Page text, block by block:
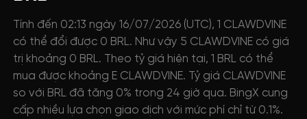
Tính đến 02:13 ngày 16/07/2026 (UTC), 1 CLAWDVINE
có thể đổi được 0 BRL. Như vậy 5 CLAWDVINE có giá
trị khoảng 0 BRL. Theo tỷ giá hiện tại, 1 BRL có thể
mua được khoảng E CLAWDVINE. Tỷ giá CLAWDVINE
so với BRL đã tăng 0% trong 24 giờ qua. BingX cung
cấp nhiều lựa chọn giao dịch với mức phí chỉ từ 0.1%.